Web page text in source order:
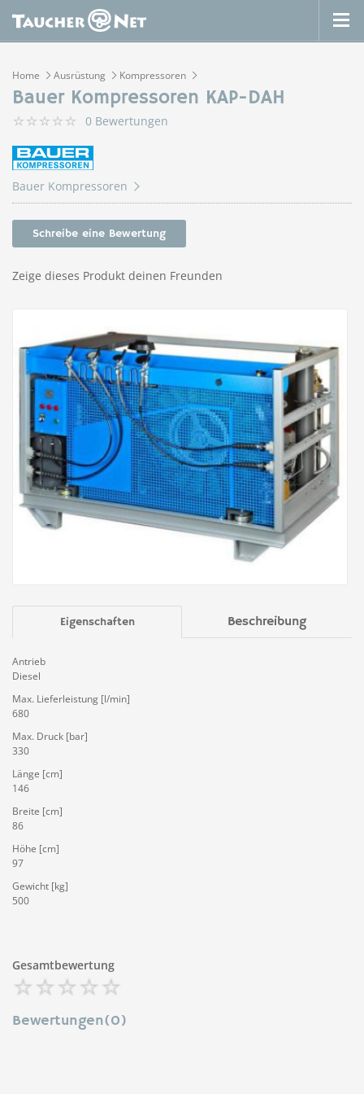
Home Ausrüstung Kompressoren
Bauer Kompressoren KAP-DAH
0 Bewertungen
Bauer Kompressoren
Schreibe eine Bewertung
Zeige dieses Produkt deinen Freunden
Eigenschaften Beschreibung
Antrieb
Diesel
Max. Lieferleistung [l/min]
680
Max. Druck [bar]
330
Länge [cm]
146
Breite [cm]
86
Höhe [cm]
97
Gewicht [kg]
500
Gesamtbewertung
Bewertungen(0)